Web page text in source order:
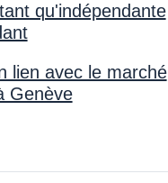
qu'indépendante
lien avec le marché
Genève